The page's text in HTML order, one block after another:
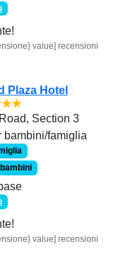
value] recensioni
Plaza Hotel
Section 3
bambini/famiglia
value] recensioni